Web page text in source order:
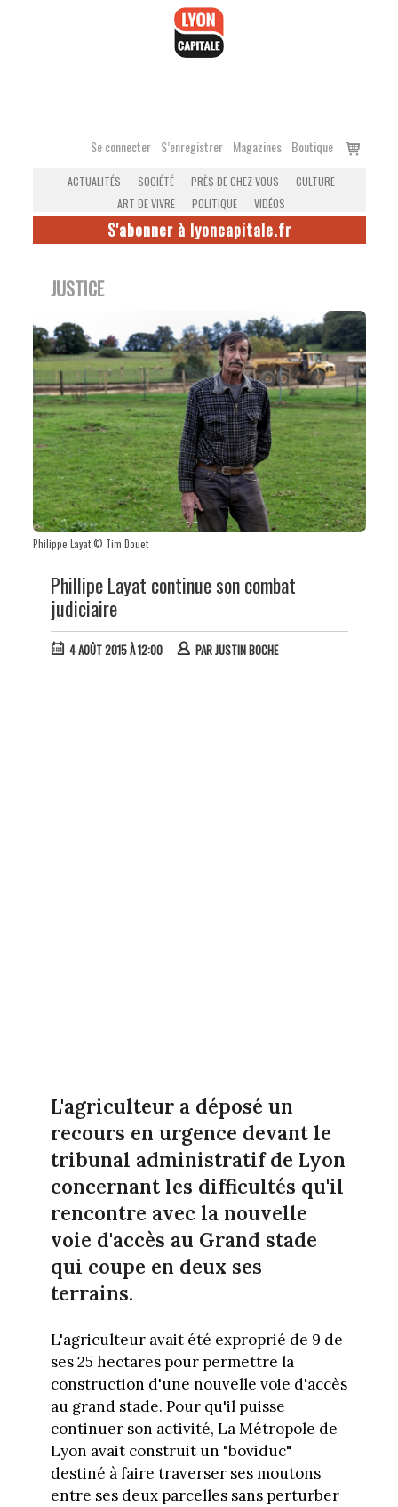
Se connecter S’enregistrer Magazines Boutique
Voir
ACTUALITÉS SOCIÉTÉ PRÈS DE CHEZ VOUS
CULTURE
ART DE VIVRE
POLITIQUE VIDÉOS
S'abonner à lyoncapitale.fr
JUSTICE
Philippe Layat © Tim Douet
Phillipe Layat continue son combat
judiciaire
4 AOÛT 2015 À 12:00 PARJUSTIN BOCHE
L'agriculteur a déposé un
recours en urgence devant le
tribunal administratif de Lyon
concernant les difficultés qu'il
rencontre avec la nouvelle
voie d'accès au Grand stade
qui coupe en deux ses
terrains.
L'agriculteur avait été exproprié de 9 de
ses 25 hectares pour permettre la
construction d'une nouvelle voie d'accès
au grand stade. Pour qu'il puisse
continuer son activité, La Métropole de
Lyon avait construit un "boviduc"
destiné à faire traverser ses moutons
entre ses deux parcelles sans perturber